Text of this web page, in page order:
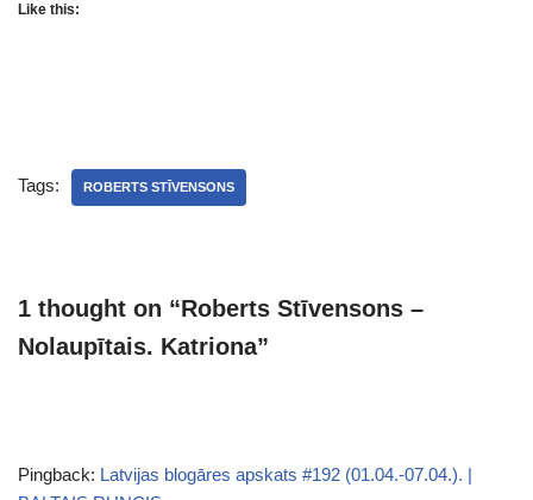
Like this:
Tags: ROBERTS STĪVENSONS
1 thought on “Roberts Stīvensons –
Nolaupītais. Katriona”
Pingback: Latvijas blogāres apskats #192 (01.04.-07.04.). |